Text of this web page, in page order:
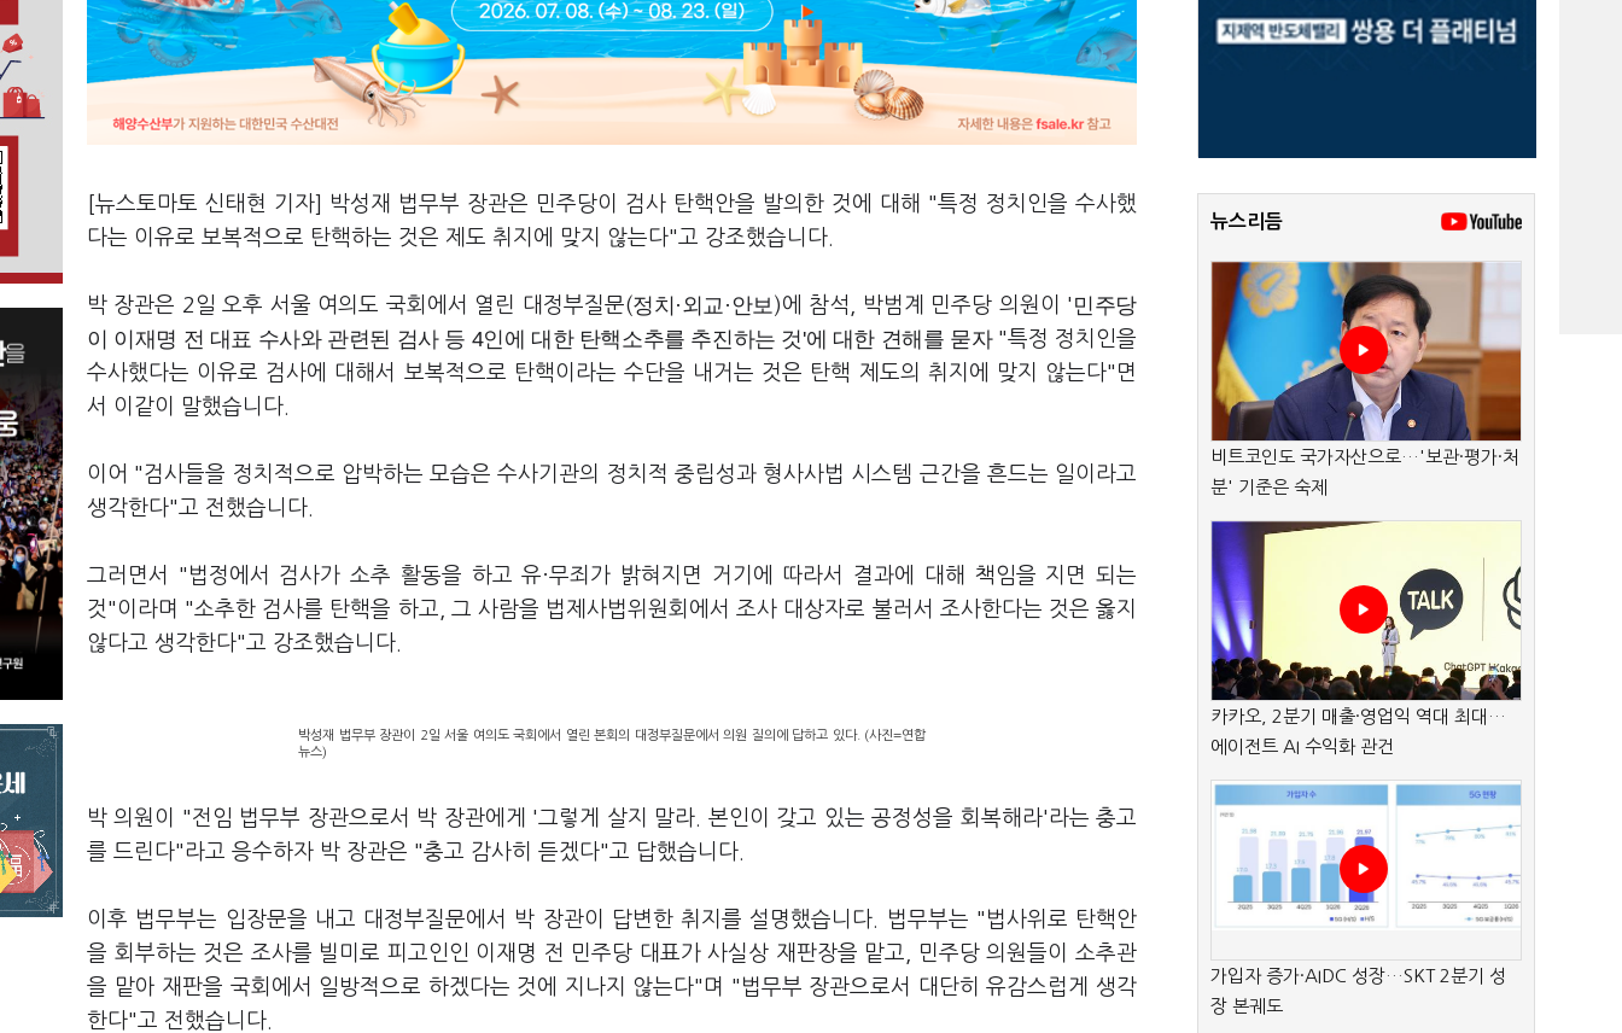
[뉴스토마토 신태현 기자] 박성재 법무부 장관은 민주당이 검사 탄핵안을 발의한 것에 대해 "특정 정치인을 수사했
다는 이유로 보복적으로 탄핵하는 것은 제도 취지에 맞지 않는다"고 강조했습니다.
박 장관은 2일 오후 서울 여의도 국회에서 열린 대정부질문(정치·외교·안보)에 참석, 박범계 민주당 의원이 ' 민주당
이 이재명 전 대표 수사와 관련된 검사 등 4인에 대한 탄핵소추를 추진하는 것'에 대한 견해를 묻자 "특정 정치인을
수사했다는 이유로 검사에 대해서 보복적으로 탄핵이라는 수단을 내거는 것은 탄핵 제도의 취지에 맞지 않는다"면
서 이같이 말했습니다.
이어 "검사들을 정치적으로 압박하는 모습은 수사기관의 정치적 중립성과 형사사법 시스템 근간을 흔드는 일이라고
생각한다"고 전했습니다.
그러면서 "법정에서 검사가 소추 활동을 하고 유·무죄가 밝혀지면 거기에 따라서 결과에 대해 책임을 지면 되는
것"이라며 "소추한 검사를 탄핵을 하고, 그 사람을 법제사법위원회에서 조사 대상자로 불러서 조사한다는 것은 옳지
않다고 생각한다"고 강조했습니다.
박성재 법무부 장관이 2일 서울 여의도 국회에서 열린 본회의 대정부질문에서 의원 질의에 답하고 있다. (사진=연합
뉴스)
박 의원이 "전임 법무부 장관으로서 박 장관에게 '그렇게 살지 말라. 본인이 갖고 있는 공정성을 회복해라'라는 충고
를 드린다"라고 응수하자 박 장관은 "충고 감사히 듣겠다"고 답했습니다.
이후 법무부는 입장문을 내고 대정부질문에서 박 장관이 답변한 취지를 설명했습니다. 법무부는 "법사위로 탄핵안
을 회부하는 것은 조사를 빌미로 피고인인 이재명 전 민주당 대표가 사실상 재판장을 맡고, 민주당 의원들이 소추관
을 맡아 재판을 국회에서 일방적으로 하겠다는 것에 지나지 않는다"며 "법무부 장관으로서 대단히 유감스럽게 생각
한다"고 전했습니다.
뉴스리듬
비트코인도 국가자산으로…'보관·평가·처
분' 기준은 숙제
카카오, 2분기 매출·영업익 역대 최대…
에이전트 AI 수익화 관건
가입자 증가·AIDC 성장…SKT 2분기 성
장 본궤도